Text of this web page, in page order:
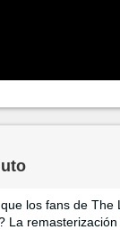
los fans de The
La